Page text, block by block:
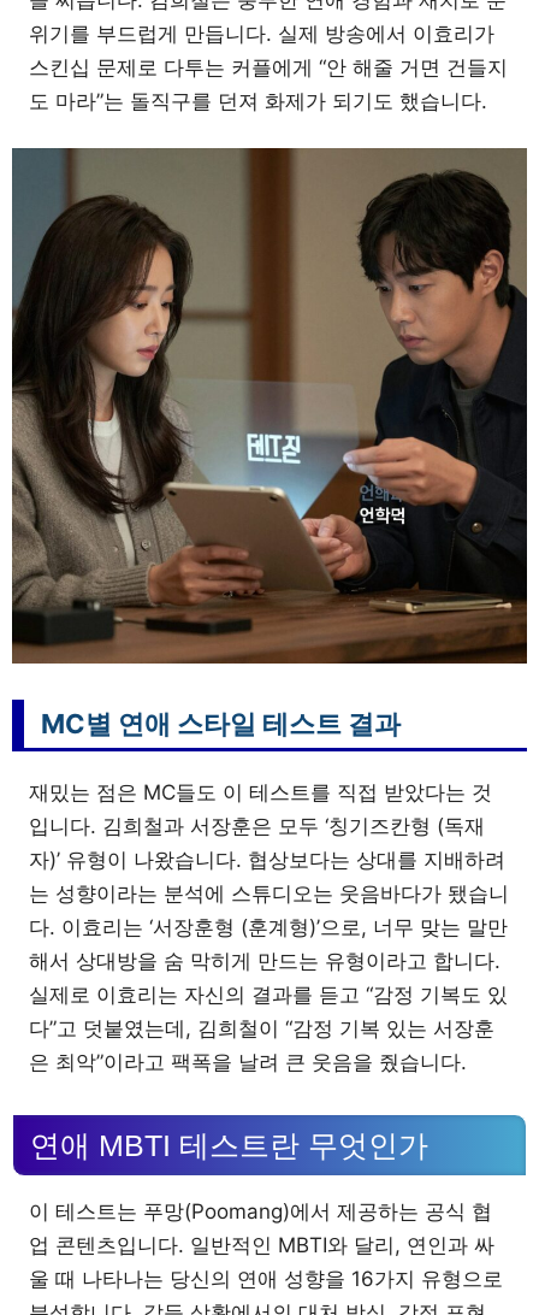
위기를 부드럽게 만듭니다. 실제 방송에서 이효리가
스킨십 문제로 다투는 커플에게 “안 해줄 거면 건들지
도 마라”는 돌직구를 던져 화제가 되기도 했습니다.
MC별 연애 스타일 테스트 결과
재밌는 점은 MC들도 이 테스트를 직접 받았다는 것
입니다. 김희철과 서장훈은 모두 ‘칭기즈칸형 (독재
자)’ 유형이 나왔습니다. 협상보다는 상대를 지배하려
는 성향이라는 분석에 스튜디오는 웃음바다가 됐습니
다. 이효리는 ‘서장훈형 (훈계형)’으로, 너무 맞는 말만
해서 상대방을 숨 막히게 만드는 유형이라고 합니다.
실제로 이효리는 자신의 결과를 듣고 “감정 기복도 있
다”고 덧붙였는데, 김희철이 “감정 기복 있는 서장훈
은 최악”이라고 팩폭을 날려 큰 웃음을 줬습니다.
연애 MBTI 테스트란 무엇인가
이 테스트는 푸망(Poomang)에서 제공하는 공식 협
업 콘텐츠입니다. 일반적인 MBTI와 달리, 연인과 싸
울 때 나타나는 당신의 연애 성향을 16가지 유형으로